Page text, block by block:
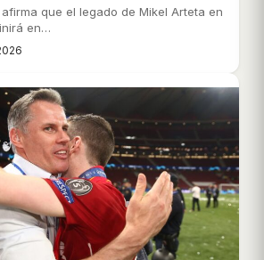
que el legado de Mikel Arteta en
en…